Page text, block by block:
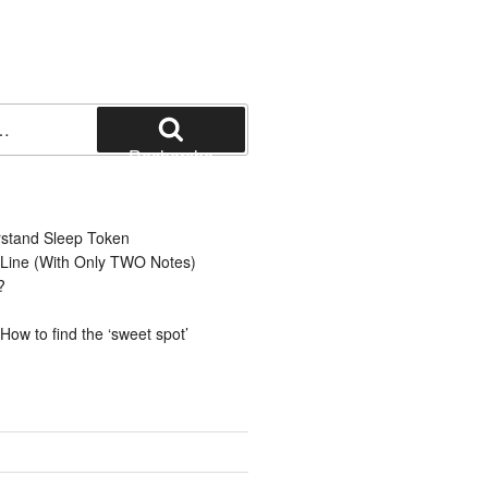
Recherche
Sleep Token
(With Only TWO Notes)
to find the ‘sweet spot’